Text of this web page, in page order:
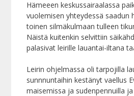
Hämeeen keskussairaalassa
vuolemisen yhteydessä saadun
toinen silmäkulmaan tulleen
Näistä kuitenkin selvittiin
palasivat leirille lauantai-iltana
Leirin ohjelmassa oli tarpojilla
sunnnuntaihin kestänyt vaellus
maisemissa ja sudenpennuilla